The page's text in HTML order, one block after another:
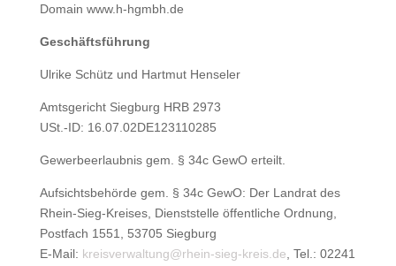
Domain www.h-hgmbh.de
Geschäftsführung
Ulrike Schütz und Hartmut Henseler
Amtsgericht Siegburg HRB 2973
USt.-ID: 16.07.02DE123110285
Gewerbeerlaubnis gem. § 34c GewO erteilt.
Aufsichtsbehörde gem. § 34c GewO: Der Landrat des
Rhein-Sieg-Kreises, Dienststelle öffentliche Ordnung,
Postfach 1551, 53705 Siegburg
E-Mail: kreisverwaltung@rhein-sieg-kreis.de , Tel.: 02241